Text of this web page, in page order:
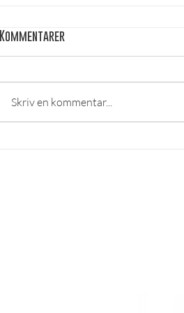
Kommentarer
Skriv en kommentar...